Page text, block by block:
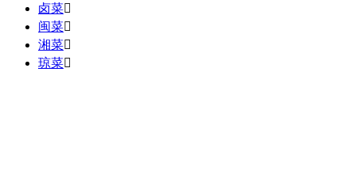
卤菜
闽菜
湘菜
琼菜